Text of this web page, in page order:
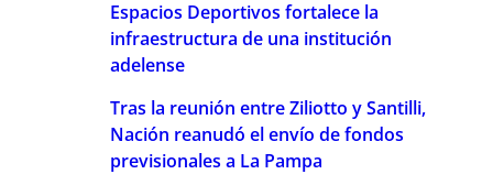
Espacios Deportivos fortalece la
infraestructura de una institución
adelense
Tras la reunión entre Ziliotto y Santilli,
Nación reanudó el envío de fondos
previsionales a La Pampa